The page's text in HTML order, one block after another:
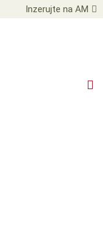
Inzerujte na AM